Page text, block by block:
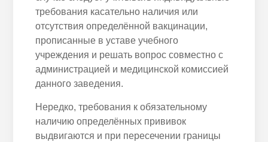
требования касательно наличия или
отсутствия определённой вакцинации,
прописанные в уставе учебного
учреждения и решать вопрос совместно с
администрацией и медицинской комиссией
данного заведения.
Нередко, требования к обязательному
наличию определённых прививок
выдвигаются и при пересечении границы